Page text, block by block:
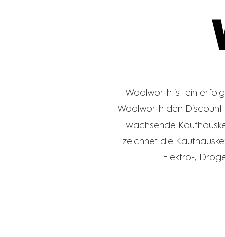
Woolworth ist ein
Woolworth den
wachsende
zeichnet die
Elektro-,